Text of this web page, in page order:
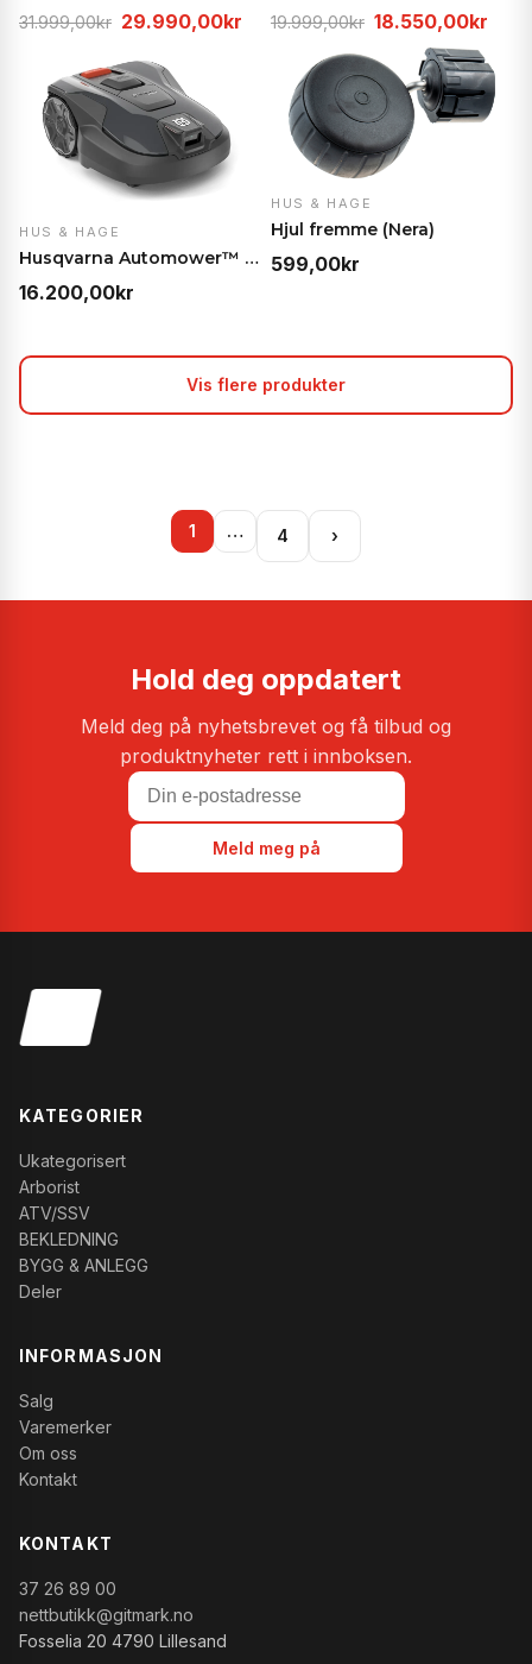
31.999,00kr Opprinnelig
var:
31.999,00kr.
29.990,00kr Nåværende
29.990,00kr.
19.999,00kr Opprinnelig
var:
19.999,00kr.
18.550,00kr
er:
HUS & HAGE
Husqvarna Automower™ 308V
16.200,00kr
HUS & HAGE
Hjul fremme (Nera)
599,00kr
Vis flere produkter
1 … 4 ›
Hold deg oppdatert
Meld deg på nyhetsbrevet og få tilbud og
produktnyheter rett i innboksen.
Meld meg på
KATEGORIER
Ukategorisert
Arborist
ATV/SSV
BEKLEDNING
BYGG & ANLEGG
Deler
INFORMASJON
Salg
Varemerker
Om oss
Kontakt
KONTAKT
37 26 89 00
nettbutikk@gitmark.no
Fosselia 20 4790 Lillesand